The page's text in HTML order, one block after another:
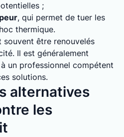
;
, qui permet de tuer les
thermique.
être renouvelés
Il est généralement
un professionnel compétent
solutions.
alternatives
les